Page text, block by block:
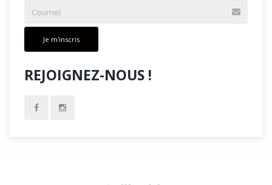
Je m'inscris
REJOIGNEZ-NOUS !